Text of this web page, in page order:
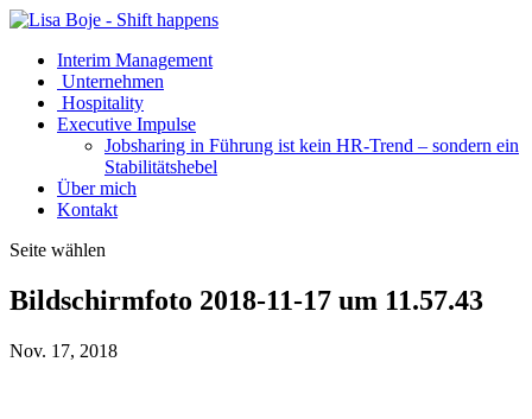
Interim Management
Unternehmen
Hospitality
Executive Impulse
Jobsharing in Führung ist kein HR-Trend – sondern ein
Stabilitätshebel
Über mich
Kontakt
Seite wählen
Bildschirmfoto 2018-11-17 um 11.57.43
Nov. 17, 2018